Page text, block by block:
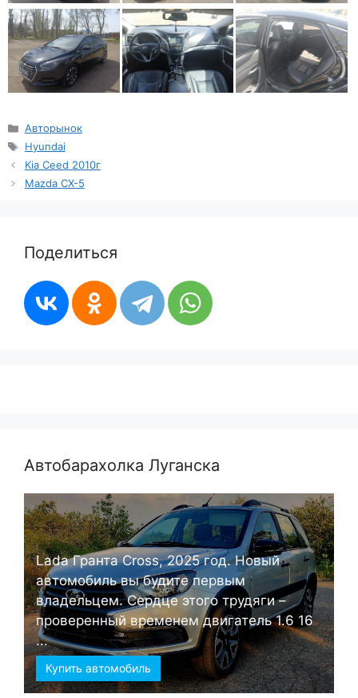
Рубрики
Авторынок
Метки
Hyundai
Kia Ceed 2010г
Mazda CX-5
Поделиться
Автобарахолка Луганска
Lada Гранта Cross, 2025 год. Новый
автомобиль вы будите первым
владельцем. Сердце этого трудяги –
проверенный временем двигатель 1.6 16
...
Купить автомобиль